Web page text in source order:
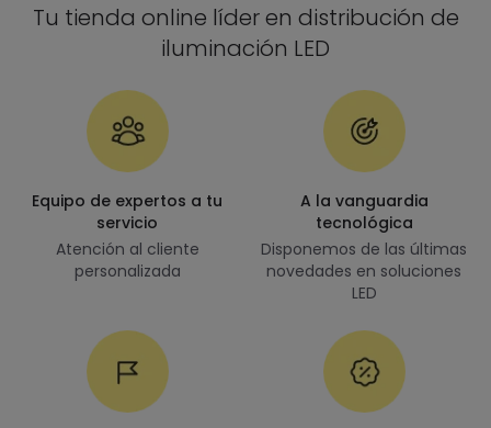
Tu tienda online líder en distribución de
iluminación LED
Equipo de expertos a tu
servicio
Atención al cliente
personalizada
A la vanguardia
tecnológica
Disponemos de las últimas
novedades en soluciones
LED